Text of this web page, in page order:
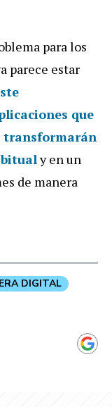
para los
parece estar
que
transformarán
y en un
de manera
DIGITAL